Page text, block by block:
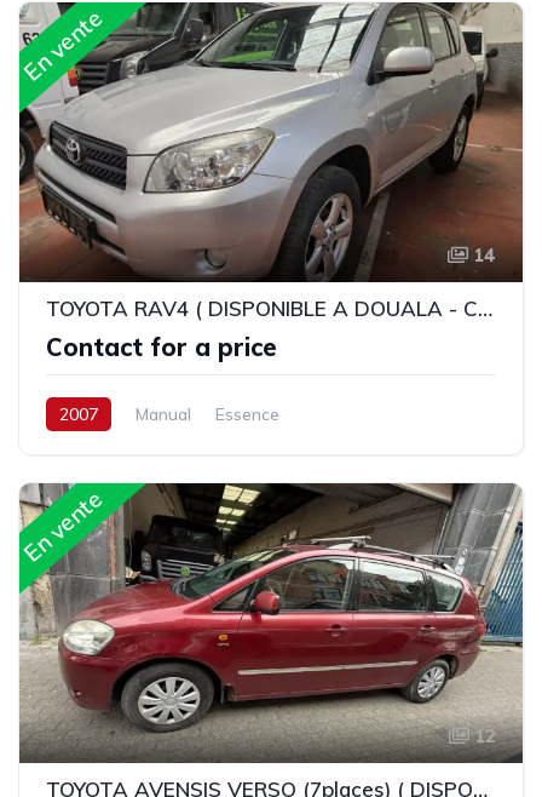
En vente
14
TOYOTA RAV4 ( DISPONIBLE A DOUALA - CAMEROUN )
Contact for a price
2007 Manual Essence
En vente
12
TOYOTA AVENSIS VERSO (7places) ( DISPONIBLE A DOUALA - CAMEROUN )